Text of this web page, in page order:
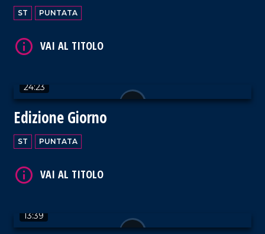
ST PUNTATA
24:23
Edizione Giorno
ST PUNTATA
13:39